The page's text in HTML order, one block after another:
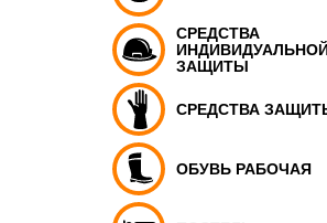
СРЕДСТВА
ЗАЩИТЫ
СРЕДСТВА
ОБУВЬ РАБОЧАЯ